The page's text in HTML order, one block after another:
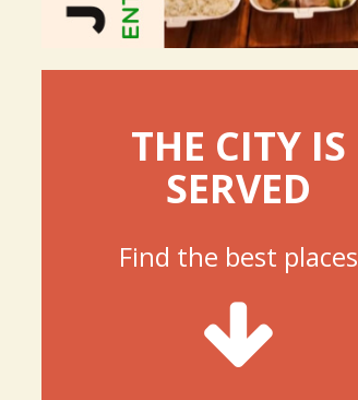
THE CITY IS
SERVED
Find the best places